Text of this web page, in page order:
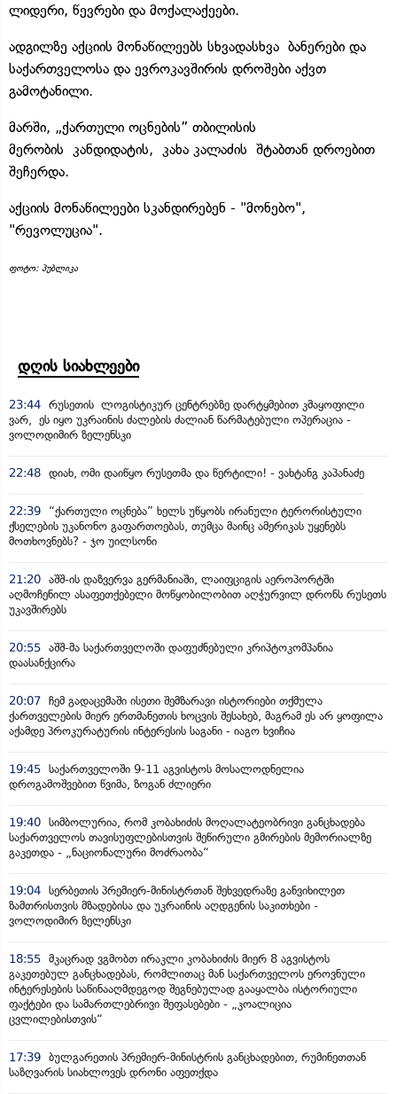
ლიდერი, წევრები და მოქალაქეები.
ადგილზე აქციის მონაწილეებს სხვადასხვა ბანერები და
საქართველოსა და ევროკავშირის დროშები აქვთ
გამოტანილი.
მარში, „ქართული ოცნების” თბილისის
მერობის კანდიდატის, კახა კალაძის შტაბთან დროებით
შეჩერდა.
აქციის მონაწილეები სკანდირებენ - "მონებო",
"რევოლუცია".
ფოტო: პუბლიკა
დღის სიახლეები
23:44 რუსეთის ლოგისტიკურ ცენტრებზე დარტყმებით კმაყოფილი
ვარ, ეს იყო უკრაინის ძალების ძალიან წარმატებული ოპერაცია -
ვოლოდიმირ ზელენსკი
22:48 დიახ, ომი დაიწყო რუსეთმა და წერტილი! - ვახტანგ კაპანაძე
22:39
“ქართული ოცნება” ხელს უწყობს ირანული ტერორისტული
ქსელების უკანონო გაფართოებას, თუმცა მაინც ამერიკას უყენებს
მოთხოვნებს? - ჯო უილსონი
21:20 აშშ-ის დაზვერვა გერმანიაში, ლაიფციგის აეროპორტში
აღმოჩენილ ასაფეთქებელი მოწყობილობით აღჭურვილ დრონს რუსეთს
უკავშირებს
20:55 აშშ-მა საქართველოში დაფუძნებული კრიპტოკომპანია
დაასანქცირა
20:07 ჩემ გადაცემაში ისეთი შემზარავი ისტორიები თქმულა
ქართველების მიერ ერთმანეთის ხოცვის შესახებ, მაგრამ ეს არ ყოფილა
აქამდე პროკურატურის ინტერესის საგანი - იაგო ხვიჩია
19:45 საქართველოში 9-11 აგვისტოს მოსალოდნელია
დროგამოშვებით წვიმა, ზოგან ძლიერი
19:40 სიმბოლურია, რომ კობახიძის მოღალატეობრივი განცხადება
საქართველოს თავისუფლებისთვის შეწირული გმირების მემორიალზე
გაკეთდა - „ნაციონალური მოძრაობა“
19:04 სერბეთის პრემიერ-მინისტრთან შეხვედრაზე განვიხილეთ
ზამთრისთვის მზადებისა და უკრაინის აღდგენის საკითხები -
ვოლოდიმირ ზელენსკი
18:55 მკაცრად ვგმობთ ირაკლი კობახიძის მიერ 8 აგვისტოს
გაკეთებულ განცხადებას, რომლითაც მან საქართველოს ეროვნული
ინტერესების საწინააღმდეგოდ შეგნებულად გააყალბა ისტორიული
ფაქტები და სამართლებრივი შეფასებები - „კოალიცია
ცვლილებისთვის“
17:39 ბულგარეთის პრემიერ-მინისტრის განცხადებით, რუმინეთთან
საზღვარის სიახლოვეს დრონი აფეთქდა